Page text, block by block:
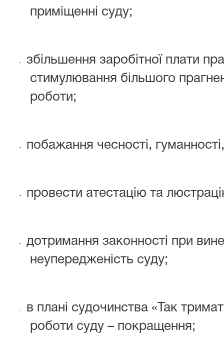
приміщенні суду;
-
збільшення заробітної плати
стимулювання більшого
роботи;
- побажання чесності,
- провести атестацію та
-
дотримання законності при
неупередженість суду;
-
в плані судочинства «Так
роботи суду – покращення;